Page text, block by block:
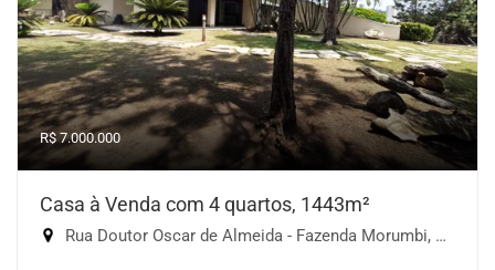
R$ 7.000.000
Casa à Venda com 4 quartos, 1443m²
Rua Doutor Oscar de Almeida - Fazenda Morumbi, São Paulo-SP